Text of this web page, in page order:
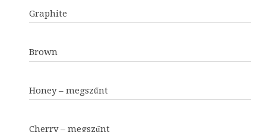
Graphite
Brown
Honey – megszűnt
Cherry – megszűnt